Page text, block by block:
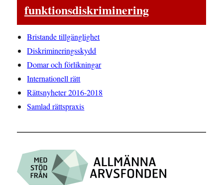
funktionsdiskriminering
Bristande tillgänglighet
Diskrimineringsskydd
Domar och förlikningar
Internationell rätt
Rättsnyheter 2016-2018
Samlad rättspraxis